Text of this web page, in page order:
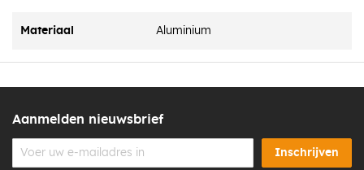
Materiaal Aluminium
Aanmelden nieuwsbrief
Inschrijven